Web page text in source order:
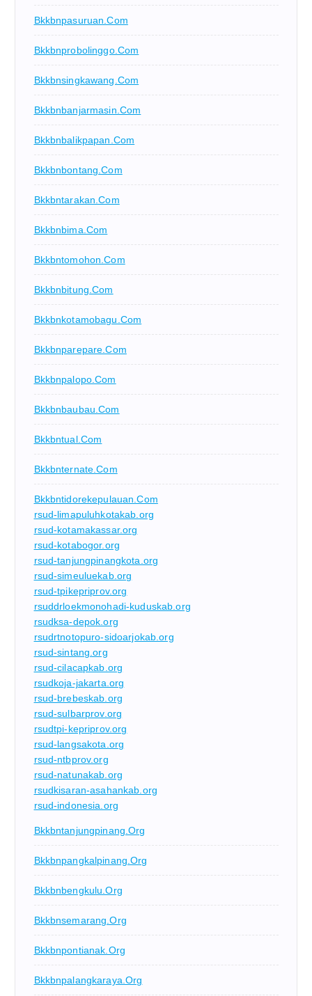
Bkkbnpasuruan.com
Bkkbnprobolinggo.com
Bkkbnsingkawang.com
Bkkbnbanjarmasin.com
Bkkbnbalikpapan.com
Bkkbnbontang.com
Bkkbntarakan.com
Bkkbnbima.com
Bkkbntomohon.com
Bkkbnbitung.com
Bkkbnkotamobagu.com
Bkkbnparepare.com
Bkkbnpalopo.com
Bkkbnbaubau.com
Bkkbntual.com
Bkkbnternate.com
Bkkbntidorekepulauan.com
rsud-limapuluhkotakab.org
rsud-kotamakassar.org
rsud-kotabogor.org
rsud-tanjungpinangkota.org
rsud-simeuluekab.org
rsud-tpikepriprov.org
rsuddrloekmonohadi-kuduskab.org
rsudksa-depok.org
rsudrtnotopuro-sidoarjokab.org
rsud-sintang.org
rsud-cilacapkab.org
rsudkoja-jakarta.org
rsud-brebeskab.org
rsud-sulbarprov.org
rsudtpi-kepriprov.org
rsud-langsakota.org
rsud-ntbprov.org
rsud-natunakab.org
rsudkisaran-asahankab.org
rsud-indonesia.org
Bkkbntanjungpinang.org
Bkkbnpangkalpinang.org
Bkkbnbengkulu.org
Bkkbnsemarang.org
Bkkbnpontianak.org
Bkkbnpalangkaraya.org